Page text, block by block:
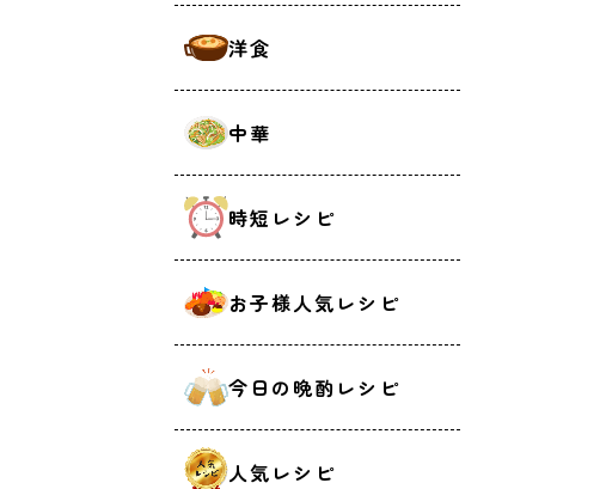
洋食
中華
時短レシピ
お子様人気レシピ
今日の晩酌レシピ
人気レシピ